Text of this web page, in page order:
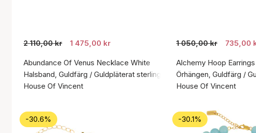
2 110,00 kr 1 475,00 kr
Abundance Of Venus Necklace White
Halsband, Guldfärg / Guldpläterat sterlingsilver 925
House Of Vincent
1 050,00 kr 735,00
Alchemy Hoop Earrings
Örhängen, Guldfärg /
House Of Vincent
-30.6% -30.1%